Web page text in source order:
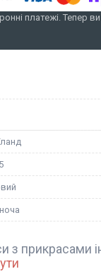
платежі. Тепер
з прикрасами